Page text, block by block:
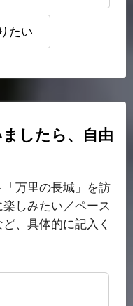
たい
したら、自由
「万里の長城」を訪
しみたい／ペース
、具体的に記入く